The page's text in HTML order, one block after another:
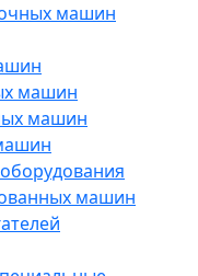
машин
машин
машин
машин